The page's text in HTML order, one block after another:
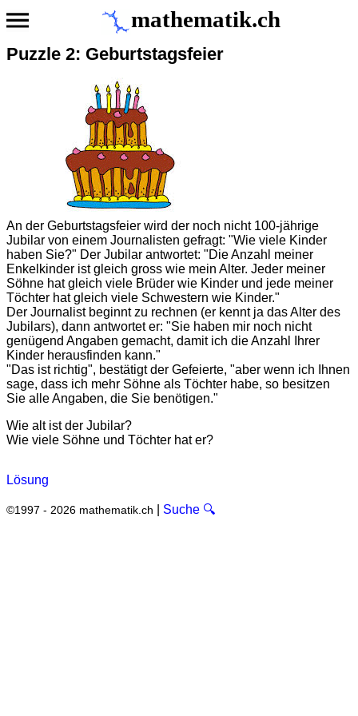
mathematik.ch
Puzzle 2: Geburtstagsfeier
An der Geburtstagsfeier wird der noch nicht 100-jährige
Jubilar von einem Journalisten gefragt: "Wie viele Kinder
haben Sie?" Der Jubilar antwortet: "Die Anzahl meiner
Enkelkinder ist gleich gross wie mein Alter. Jeder meiner
Söhne hat gleich viele Brüder wie Kinder und jede meiner
Töchter hat gleich viele Schwestern wie Kinder."
Der Journalist beginnt zu rechnen (er kennt ja das Alter des
Jubilars), dann antwortet er: "Sie haben mir noch nicht
genügend Angaben gemacht, damit ich die Anzahl Ihrer
Kinder herausfinden kann."
"Das ist richtig", bestätigt der Gefeierte, "aber wenn ich Ihnen
sage, dass ich mehr Söhne als Töchter habe, so besitzen
Sie alle Angaben, die Sie benötigen."
Wie alt ist der Jubilar?
Wie viele Söhne und Töchter hat er?
Lösung
©1997 - 2026 mathematik.ch Suche 🔍